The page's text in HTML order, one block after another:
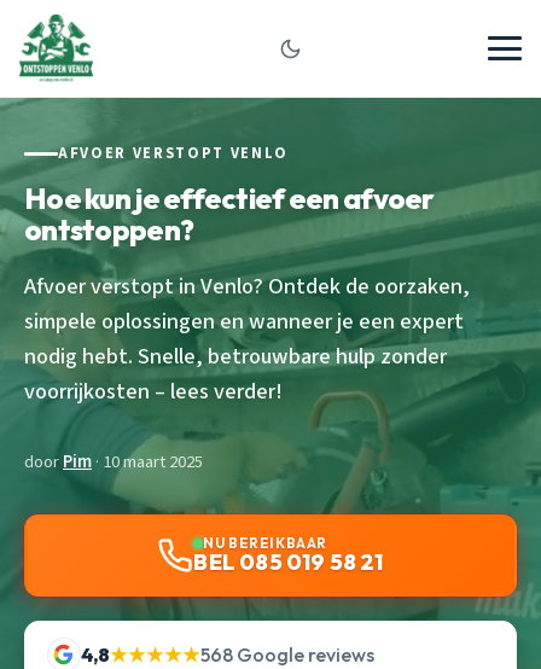
AFVOER VERSTOPT VENLO
Hoe kun je effectief een afvoer
ontstoppen?
Afvoer verstopt in Venlo? Ontdek de oorzaken,
simpele oplossingen en wanneer je een expert
nodig hebt. Snelle, betrouwbare hulp zonder
voorrijkosten – lees verder!
doorPim· 10 maart 2025
NU BEREIKBAAR
BEL 085 019 58 21
4,8★★★★★568 Google reviews